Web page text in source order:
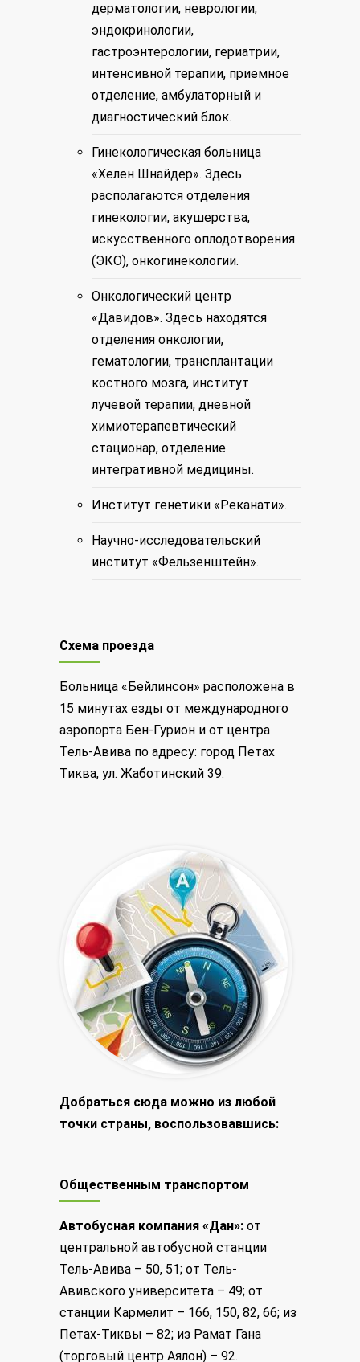
дерматологии, неврологии,
эндокринологии,
гастроэнтерологии, гериатрии,
интенсивной терапии, приемное
отделение, амбулаторный и
диагностический блок.
Гинекологическая больница
«Хелен Шнайдер». Здесь
располагаются отделения
гинекологии, акушерства,
искусственного оплодотворения
(ЭКО), онкогинекологии.
Онкологический центр
«Давидов». Здесь находятся
отделения онкологии,
гематологии, трансплантации
костного мозга, институт
лучевой терапии, дневной
химиотерапевтический
стационар, отделение
интегративной медицины.
Институт генетики «Реканати».
Научно-исследовательский
институт «Фельзенштейн».
Схема проезда
Больница «Бейлинсон» расположена в
15 минутах езды от международного
аэропорта Бен-Гурион и от центра
Тель-Авива по адресу: город Петах
Тиква, ул. Жаботинский 39.
Добраться сюда можно из любой
точки страны, воспользовавшись:
Общественным транспортом
Автобусная компания «Дан»: от
центральной автобусной станции
Тель-Авива – 50, 51; от Тель-
Авивского университета – 49; от
станции Кармелит – 166, 150, 82, 66; из
Петах-Тиквы – 82; из Рамат Гана
(торговый центр Аялон) – 92.